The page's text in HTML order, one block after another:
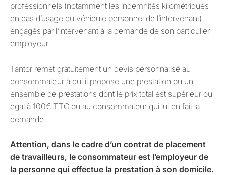
professionnels (notamment les indemnités kilométriques
en cas d’usage du véhicule personnel de l’intervenant)
engagés par l’intervenant à la demande de son particulier
employeur.
Tantor remet gratuitement un devis personnalisé au
consommateur à qui il propose une prestation ou un
ensemble de prestations dont le prix total est supérieur ou
égal à 100€ TTC ou au consommateur qui lui en fait la
demande.
Attention, dans le cadre d’un contrat de placement
de travailleurs, le consommateur est l’employeur de
la personne qui effectue la prestation à son domicile.